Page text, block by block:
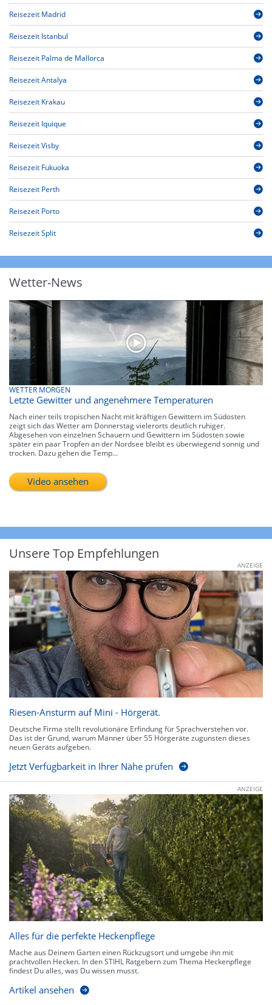
Reisezeit Madrid
Reisezeit Istanbul
Reisezeit Palma de Mallorca
Reisezeit Antalya
Reisezeit Krakau
Reisezeit Iquique
Reisezeit Visby
Reisezeit Fukuoka
Reisezeit Perth
Reisezeit Porto
Reisezeit Split
Wetter-News
WETTER MORGEN
Letzte Gewitter und angenehmere Temperaturen
Nach einer teils tropischen Nacht mit kräftigen Gewittern im Südosten
zeigt sich das Wetter am Donnerstag vielerorts deutlich ruhiger.
Abgesehen von einzelnen Schauern und Gewittern im Südosten sowie
später ein paar Tropfen an der Nordsee bleibt es überwiegend sonnig und
trocken. Dazu gehen die Temp...
Video ansehen
Unsere Top Empfehlungen
ANZEIGE
Riesen-Ansturm auf Mini - Hörgerät.
Deutsche Firma stellt revolutionäre Erfindung für Sprachverstehen vor.
Das ist der Grund, warum Männer über 55 Hörgeräte zugunsten dieses
neuen Geräts aufgeben.
Jetzt Verfügbarkeit in Ihrer Nähe prüfen
ANZEIGE
Alles für die perfekte Heckenpflege
Mache aus Deinem Garten einen Rückzugsort und umgebe ihn mit
prachtvollen Hecken. In den STIHL Ratgebern zum Thema Heckenpflege
findest Du alles, was Du wissen musst.
Artikel ansehen